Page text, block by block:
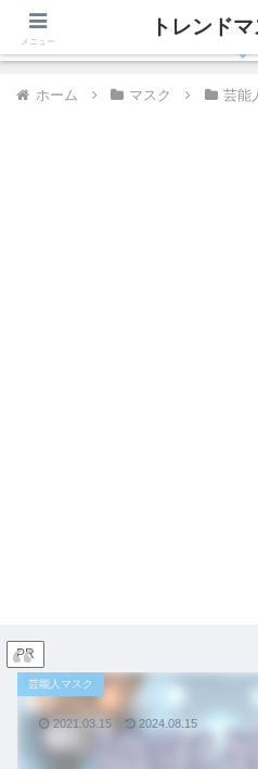
有名人、芸能人が着用してい
ホーム マスク 芸能
PR
芸能人マスク
2021.03.15 2024.08.15
メニュー
トレンド